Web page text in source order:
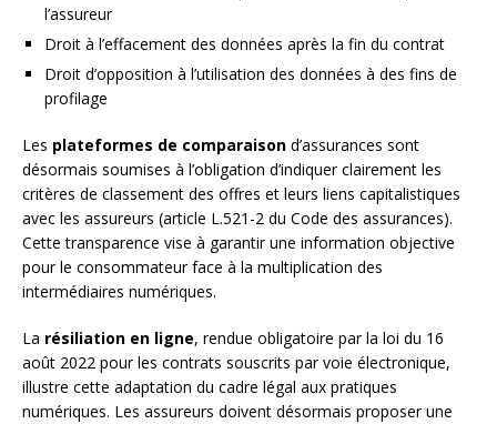
l’assureur
Droit à l’effacement des données après la fin du contrat
Droit d’opposition à l’utilisation des données à des fins de
profilage
Les plateformes de comparaison d’assurances sont
désormais soumises à l’obligation d’indiquer clairement les
critères de classement des offres et leurs liens capitalistiques
avec les assureurs (article L.521-2 du Code des assurances).
Cette transparence vise à garantir une information objective
pour le consommateur face à la multiplication des
intermédiaires numériques.
La résiliation en ligne, rendue obligatoire par la loi du 16
août 2022 pour les contrats souscrits par voie électronique,
illustre cette adaptation du cadre légal aux pratiques
numériques. Les assureurs doivent désormais proposer une